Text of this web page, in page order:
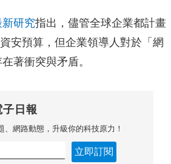
新研究指出，儘管全球企業都計畫
安預算，但企業領導人對於「網
著衝突與矛盾。
日報
、網路動態，升級你的科技原力！
立即訂閱